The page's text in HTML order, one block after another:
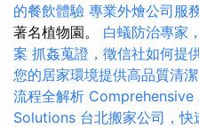
的餐飲體驗 專業外燴公司服
著名植物園。 白蟻防治專家
案 抓姦蒐證，徵信社如何提
您的居家環境提供高品質清潔
流程全解析
Solutions 台北搬家公司，